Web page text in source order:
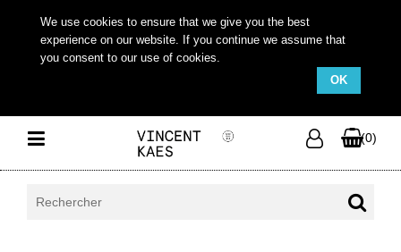
We use cookies to ensure that we give you the best
experience on our website. If you continue we assume that
you consent to our use of cookies.
OK
(0)